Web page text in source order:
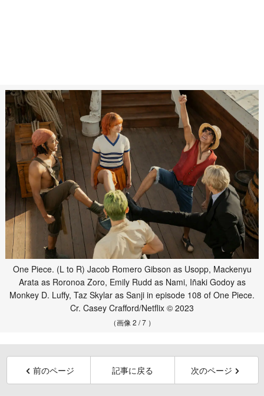
One Piece. (L to R) Jacob Romero Gibson as Usopp, Mackenyu
Arata as Roronoa Zoro, Emily Rudd as Nami, Iñaki Godoy as
Monkey D. Luffy, Taz Skylar as Sanji in episode 108 of One Piece.
Cr. Casey Crafford/Netflix © 2023
（画像 2 / 7 ）
前のページ 記事に戻る 次のページ